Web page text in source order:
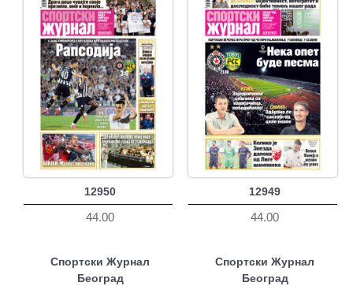
12950
44.00
12949
44.00
Спортски Журнал
Београд
Спортски Журнал
Београд